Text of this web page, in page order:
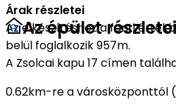
Árak részletei
Az elkészítéshez a fenti
belül foglalkozik 957m.
Az épület részletei
A Zsolcai kapu 17 címen
0.62km-re a városközponttól